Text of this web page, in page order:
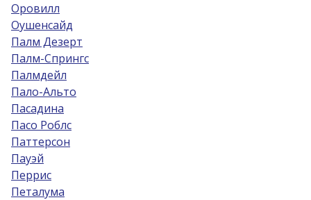
Оровилл
Оушенсайд
Палм Дезерт
Палм-Спрингс
Палмдейл
Пало-Альто
Пасадина
Пасо Роблс
Паттерсон
Пауэй
Перрис
Петалума